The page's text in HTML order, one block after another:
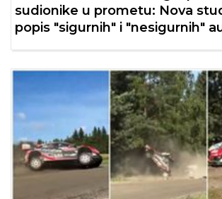
sudionike u prometu: Nova
popis "sigurnih" i "nesigurnih"